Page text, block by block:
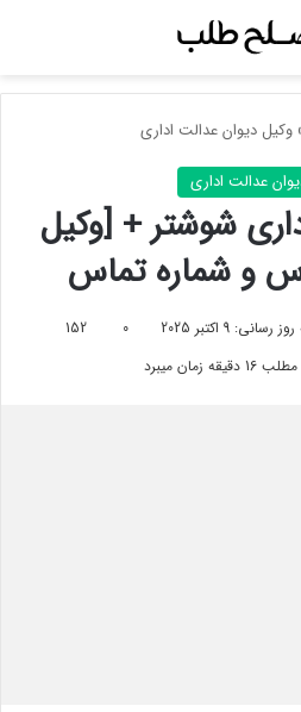
وکیل دیوان عدالت اداری
عدالت اداری
شوشتر + [وکیل
و شماره تماس
9 اکتبر 2025 0
152
زمان میبرد